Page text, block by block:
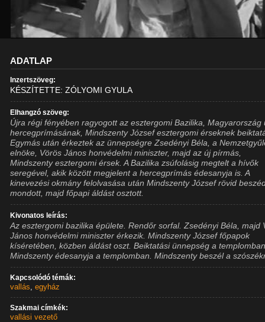
ADATLAP
Inzertszöveg:
KÉSZÍTETTE: ZÓLYOMI GYULA
Elhangzó szöveg:
Újra régi fényében ragyogott az esztergomi Bazilika, Magyarország
hercegprímásának, Mindszenty József esztergomi érseknek
Egymás után érkeztek az ünnepségre Zsedényi Béla, a
elnöke, Vörös János honvédelmi miniszter, majd az új pírmás,
Mindszenty esztergomi érsek. A Bazilika zsúfolásig megtelt a hívők
seregével, akik között megjelent a hercegprímás édesanyja is. A
kinevezési okmány felolvasása után Mindszenty József rövid
mondott, majd főpapi áldást osztott.
Kivonatos leírás:
Az esztergomi bazilika épülete. Rendőr sorfal. Zsedényi Béla, majd
János honvédelmi miniszter érkezik. Mindszenty József főpapok
kíséretében, közben áldást oszt. Beiktatási ünnepség a
Mindszenty édesanyja a templomban. Mindszenty beszél a
Kapcsolódó témák:
vallás,egyház
Szakmai címkék:
vallási vezető